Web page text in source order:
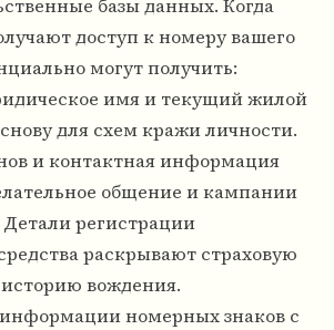
базы данных. Когда
доступ к номеру вашего
могут получить:
имя и текущий жилой
для схем кражи личности.
и контактная информация
общение и кампании
регистрации
раскрывают страховую
вождения.
номерных знаков с